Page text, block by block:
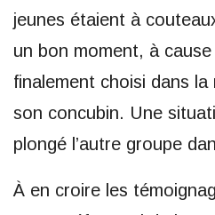
jeunes étaient à
un bon moment, à cause
finalement choisi dans
son concubin. Une
plongé l’autre groupe
À en croire les